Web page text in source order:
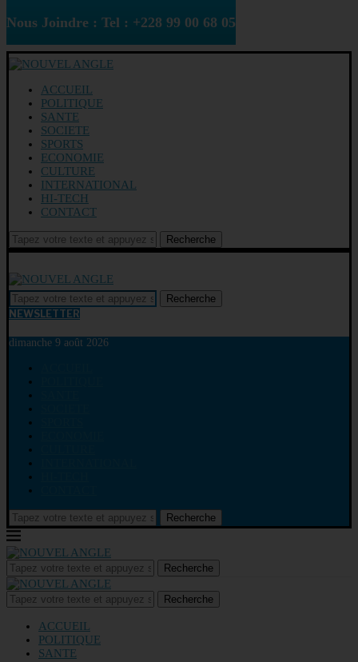
Nous Joindre : Tel : +228 99 00 68 05
ACCUEIL
POLITIQUE
SANTE
SOCIETE
SPORTS
ECONOMIE
CULTURE
INTERNATIONAL
HI-TECH
CONTACT
Recherche
Recherche
NEWSLETTER
dimanche 9 août 2026
Recherche
Recherche
Recherche
ACCUEIL
POLITIQUE
SANTE